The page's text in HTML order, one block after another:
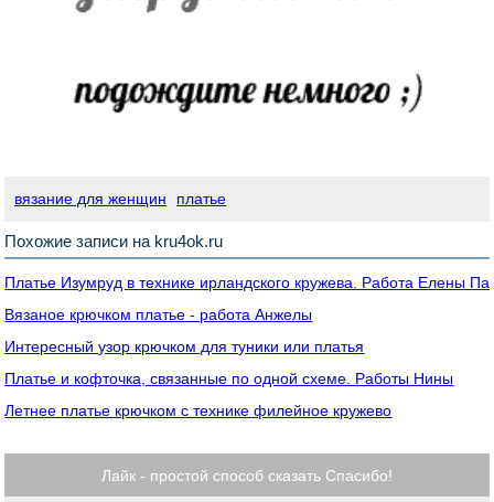
вязание для женщин платье
Похожие записи на kru4ok.ru
Платье Изумруд в технике ирландского кружева. Работа Елены
Вязаное крючком платье - работа Анжелы
Интересный узор крючком для туники или платья
Платье и кофточка, связанные по одной схеме. Работы Нины
Летнее платье крючком с технике филейное кружево
Лайк - простой способ сказать Спасибо!